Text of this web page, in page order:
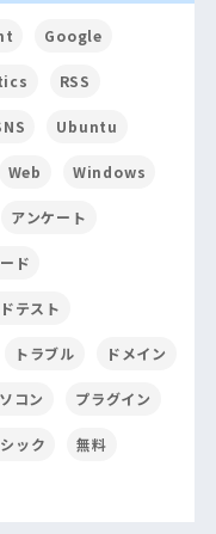
Google
RSS
Ubuntu
Web Windows
アンケート
ド
テスト
トラブル ドメイン
コン プラグイン
ック 無料